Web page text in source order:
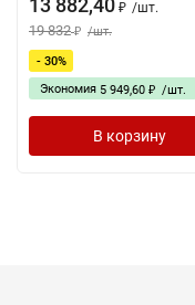
13 882,40 ₽ /шт.
19 832 ₽ /шт.
- 30%
Экономия 5 949,60 ₽ /шт.
В корзину